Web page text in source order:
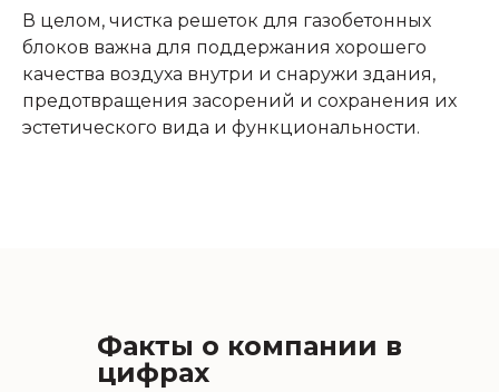
В целом, чистка решеток для газобетонных
блоков важна для поддержания хорошего
качества воздуха внутри и снаружи здания,
предотвращения засорений и сохранения их
эстетического вида и функциональности.
Факты о компании в
цифрах